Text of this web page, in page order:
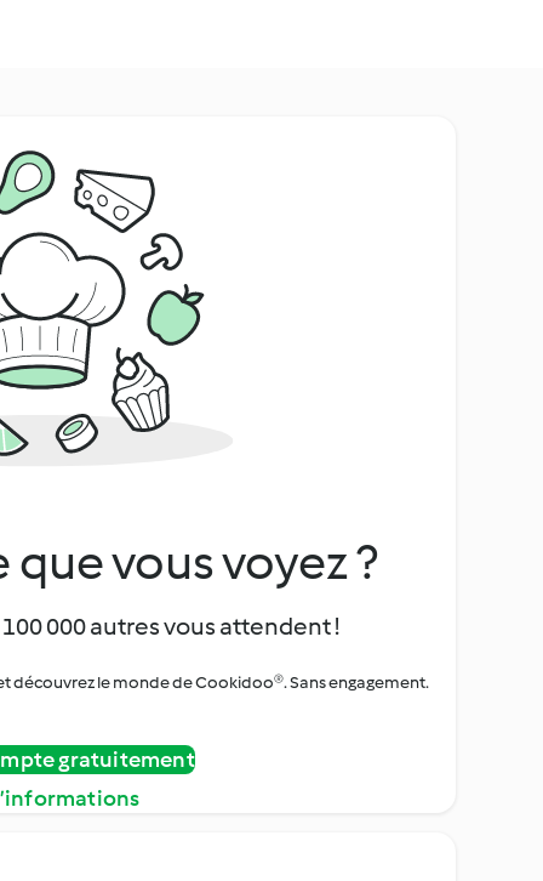
vous voyez ?
000 autres vous attendent !
découvrez le monde de Cookidoo®. Sans engagement.
gratuitement